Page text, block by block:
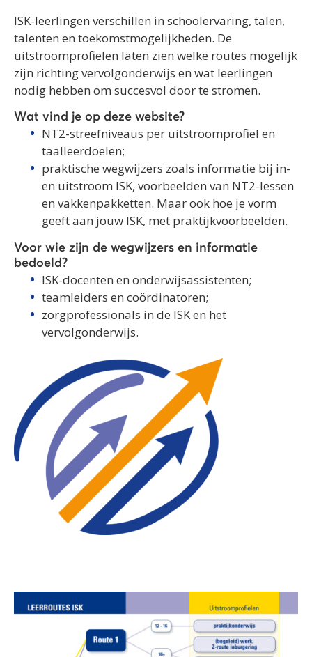
ISK-leerlingen verschillen in schoolervaring, talen,
talenten en toekomstmogelijkheden. De
uitstroomprofielen laten zien welke routes mogelijk
zijn richting vervolgonderwijs en wat leerlingen
nodig hebben om succesvol door te stromen.
Wat vind je op deze website?
NT2-streefniveaus per uitstroomprofiel en
taalleerdoelen;
praktische wegwijzers zoals informatie bij in-
en uitstroom ISK, voorbeelden van NT2-lessen
en vakkenpakketten. Maar ook hoe je vorm
geeft aan jouw ISK, met praktijkvoorbeelden.
Voor wie zijn de wegwijzers en informatie
bedoeld?
ISK-docenten en onderwijsassistenten;
teamleiders en coördinatoren;
zorgprofessionals in de ISK en het
vervolgonderwijs.